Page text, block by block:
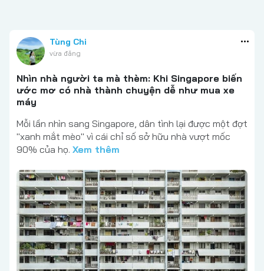
Tùng Chi
vừa đăng
Nhìn nhà người ta mà thèm: Khi Singapore biến
ước mơ có nhà thành chuyện dễ như mua xe
máy
Mỗi lần nhìn sang Singapore, dân tình lại được một đợt
"xanh mắt mèo" vì cái chỉ số sở hữu nhà vượt mốc
90% của họ. Xem thêm